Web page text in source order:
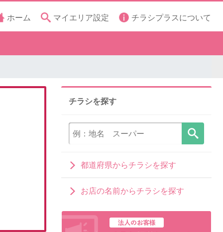
ホーム マイエリア設定 チラシプラスについて
チラシを探す
都道府県からチラシを探す
お店の名前からチラシを探す